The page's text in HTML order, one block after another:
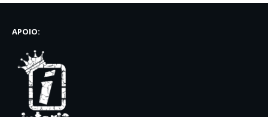
APOIO: